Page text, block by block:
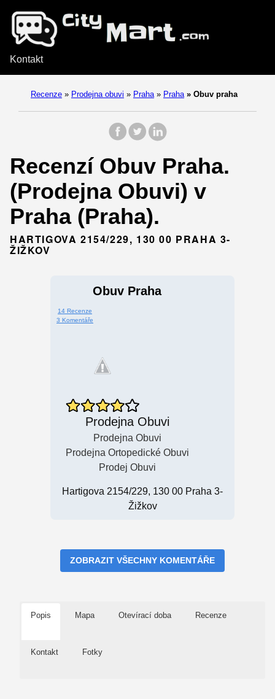
Kontakt
Recenze » Prodejna obuvi » Praha » Praha » Obuv praha
Recenzí Obuv Praha.
(Prodejna Obuvi) v
Praha (Praha).
HARTIGOVA 2154/229, 130 00 PRAHA 3-
ŽIŽKOV
Obuv Praha
14 Recenze
3 Komentáře
Prodejna Obuvi
Prodejna Obuvi
Prodejna Ortopedické Obuvi
Prodej Obuvi
Hartigova 2154/229, 130 00 Praha 3-
Žižkov
ZOBRAZIT VŠECHNY KOMENTÁŘE
Popis Mapa Otevírací doba Recenze
Kontakt Fotky